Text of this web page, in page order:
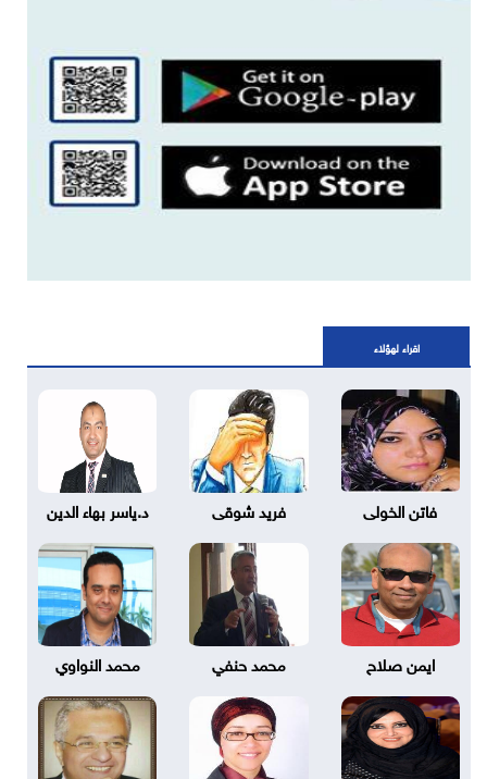
اقراء لهؤلاء
فاتن الخولى فريد شوقى د.ياسر بهاء الدين
ايمن صلاح محمد حنفي محمد النواوي